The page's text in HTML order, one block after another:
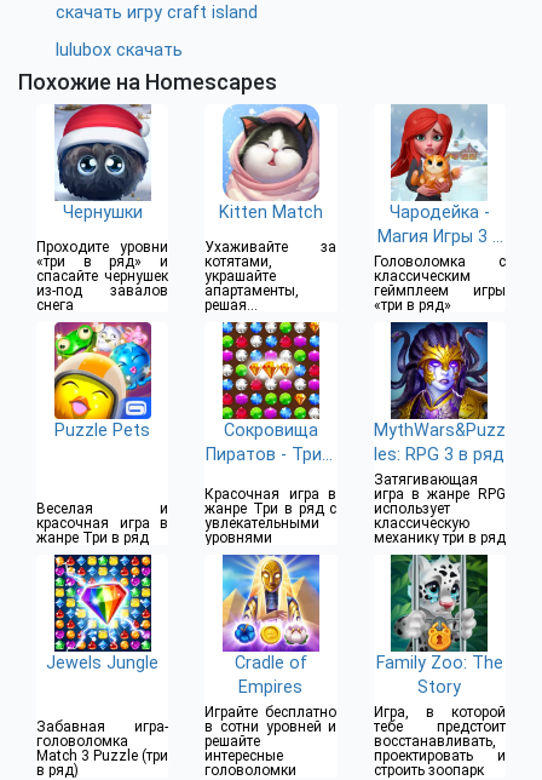
скачать игру craft island
lulubox скачать
Похожие на Homescapes
Чернушки
Проходите уровни
«три в ряд» и
спасайте чернушек
из-под завалов
снега
Kitten Match
Ухаживайте за
котятами,
украшайте
апартаменты,
решая
головоломки
Чародейка -
Магия Игры 3 в
Ряд
Головоломка с
классическим
геймплеем игры
«три в ряд»
Puzzle Pets
Веселая и
красочная игра в
жанре Три в ряд
Сокровища
Пиратов - Три в
Красочная игра в
жанре Три в ряд с
увлекательными
уровнями
MythWars&Puzz
les: RPG 3 в ряд
Затягивающая
игра в жанре RPG
использует
классическую
механику три в ряд
Jewels Jungle
Забавная игра-
головоломка
Match 3 Puzzle (три
в ряд)
Cradle of
Empires
Играйте бесплатно
в сотни уровней и
решайте
интересные
головоломки
Family Zoo: The
Story
Игра, в которой
тебе предстоит
восстанавливать,
проектировать и
строить зоопарк